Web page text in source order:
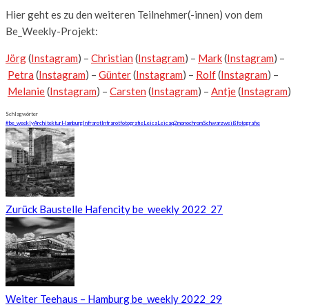
Hier geht es zu den weiteren Teilnehmer(-innen) von dem
Be_Weekly-Projekt:
Jörg(Instagram) – Christian (Instagram) – Mark(Instagram) –
Petra (Instagram) – Günter(Instagram) – Rolf(Instagram) –
Melanie(Instagram) – Carsten (Instagram) – Antje(Instagram)
Schlagwörter
#be_weeklyArchitekturHamburgInfrarotInfrarotfotografieLeicaLeicaq2monochromSchwarzweißfotografie
Zurück Baustelle Hafencity be_weekly 2022_27
Weiter Teehaus – Hamburg be_weekly 2022_29